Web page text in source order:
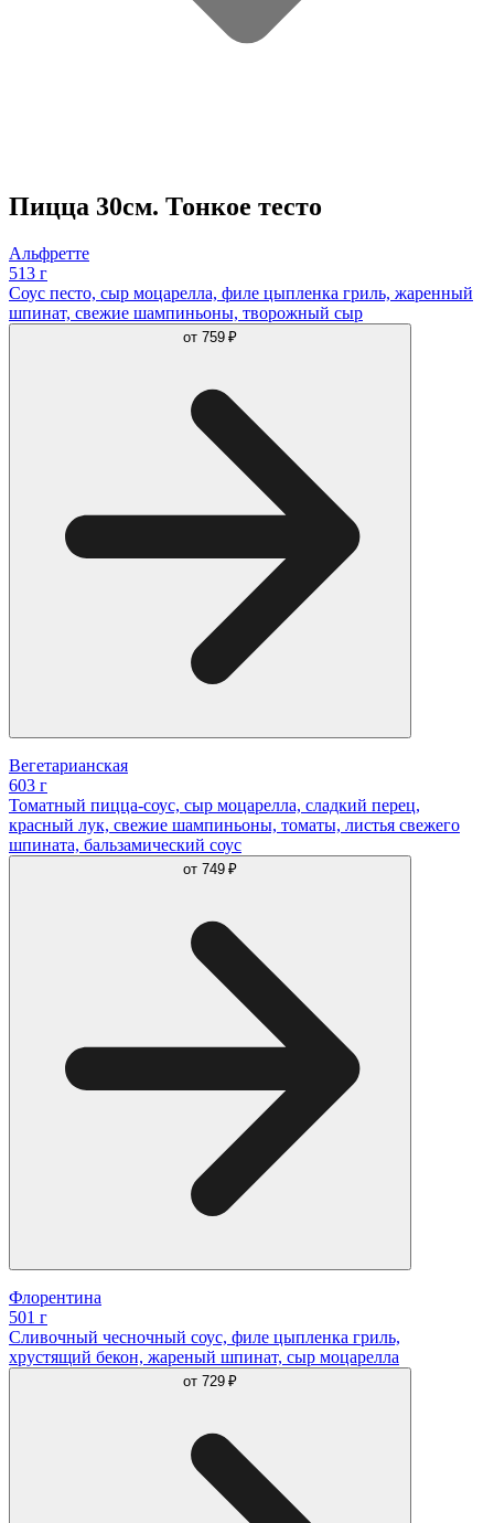
Пицца 30см. Тонкое тесто
Альфретте
513 г
Соус песто, сыр моцарелла, филе цыпленка гриль, жаренный
шпинат, свежие шампиньоны, творожный сыр
от 759 ₽
Вегетарианская
603 г
Томатный пицца-соус, сыр моцарелла, сладкий перец,
красный лук, свежие шампиньоны, томаты, листья свежего
шпината, бальзамический соус
от 749 ₽
Флорентина
501 г
Сливочный чесночный соус, филе цыпленка гриль,
хрустящий бекон, жареный шпинат, сыр моцарелла
от 729 ₽